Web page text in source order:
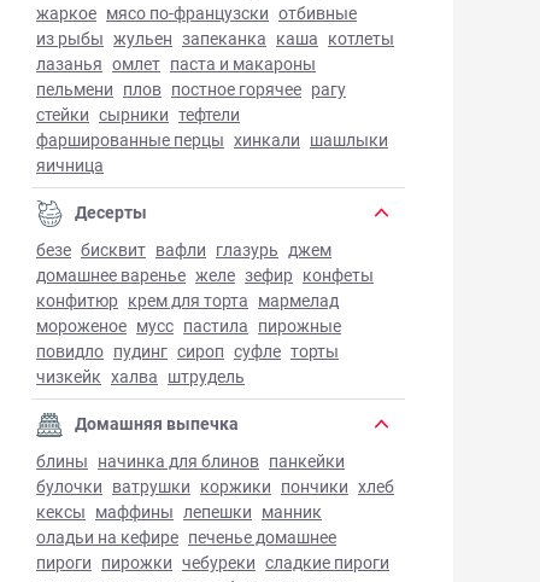
жаркое мясо по-французски отбивные
из рыбы жульен запеканка каша котлеты
лазанья омлет паста и макароны
пельмени плов постное горячее рагу
стейки сырники тефтели
фаршированные перцы хинкали шашлыки
яичница
Десерты
безе бисквит вафли глазурь джем
домашнее варенье желе зефир конфеты
конфитюр крем для торта мармелад
мороженое мусс пастила пирожные
повидло пудинг сироп суфле торты
чизкейк халва штрудель
Домашняя выпечка
блины начинка для блинов панкейки
булочки ватрушки коржики пончики хлеб
кексы маффины лепешки манник
оладьи на кефире печенье домашнее
пироги пирожки чебуреки сладкие пироги